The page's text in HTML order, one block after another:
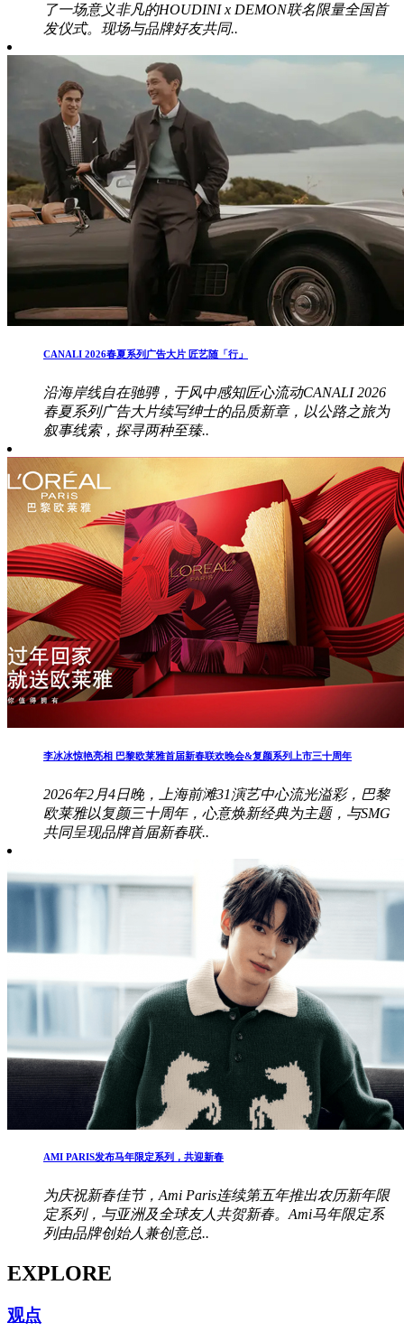
了一场意义非凡的HOUDINI x DEMON联名限量全国首
发仪式。现场与品牌好友共同..
CANALI 2026春夏系列广告大片 匠艺随「行」
沿海岸线自在驰骋，于风中感知匠心流动CANALI 2026
春夏系列广告大片续写绅士的品质新章，以公路之旅为
叙事线索，探寻两种至臻..
李冰冰惊艳亮相 巴黎欧莱雅首届新春联欢晚会&复颜系列上市三十周年
2026年2月4日晚，上海前滩31演艺中心流光溢彩，巴黎
欧莱雅以复颜三十周年，心意焕新经典为主题，与SMG
共同呈现品牌首届新春联..
AMI PARIS发布马年限定系列，共迎新春
为庆祝新春佳节，Ami Paris连续第五年推出农历新年限
定系列，与亚洲及全球友人共贺新春。Ami马年限定系
列由品牌创始人兼创意总..
EXPLORE
观点